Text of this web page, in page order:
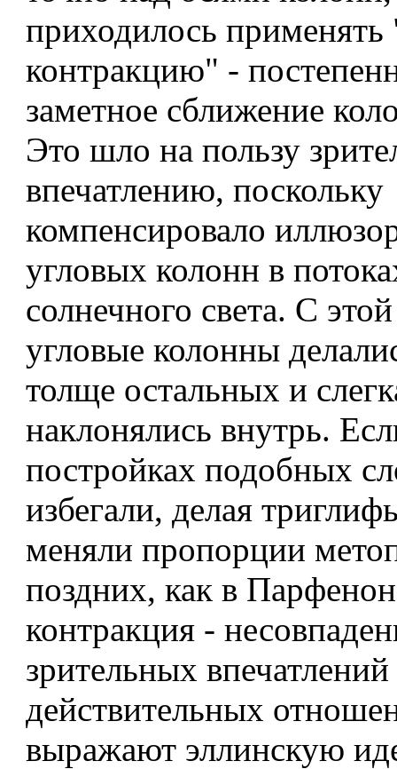
приходилось применять
контракцию" -
заметное сближение
Это шло на пользу
впечатлению, поскольку
компенсировало
угловых колонн в
солнечного света. С
угловые колонны
толще остальных и
наклонялись внутрь.
постройках подобных
избегали, делая
меняли пропорции
поздних, как в
контракция -
зрительных
действительных
выражают эллинскую